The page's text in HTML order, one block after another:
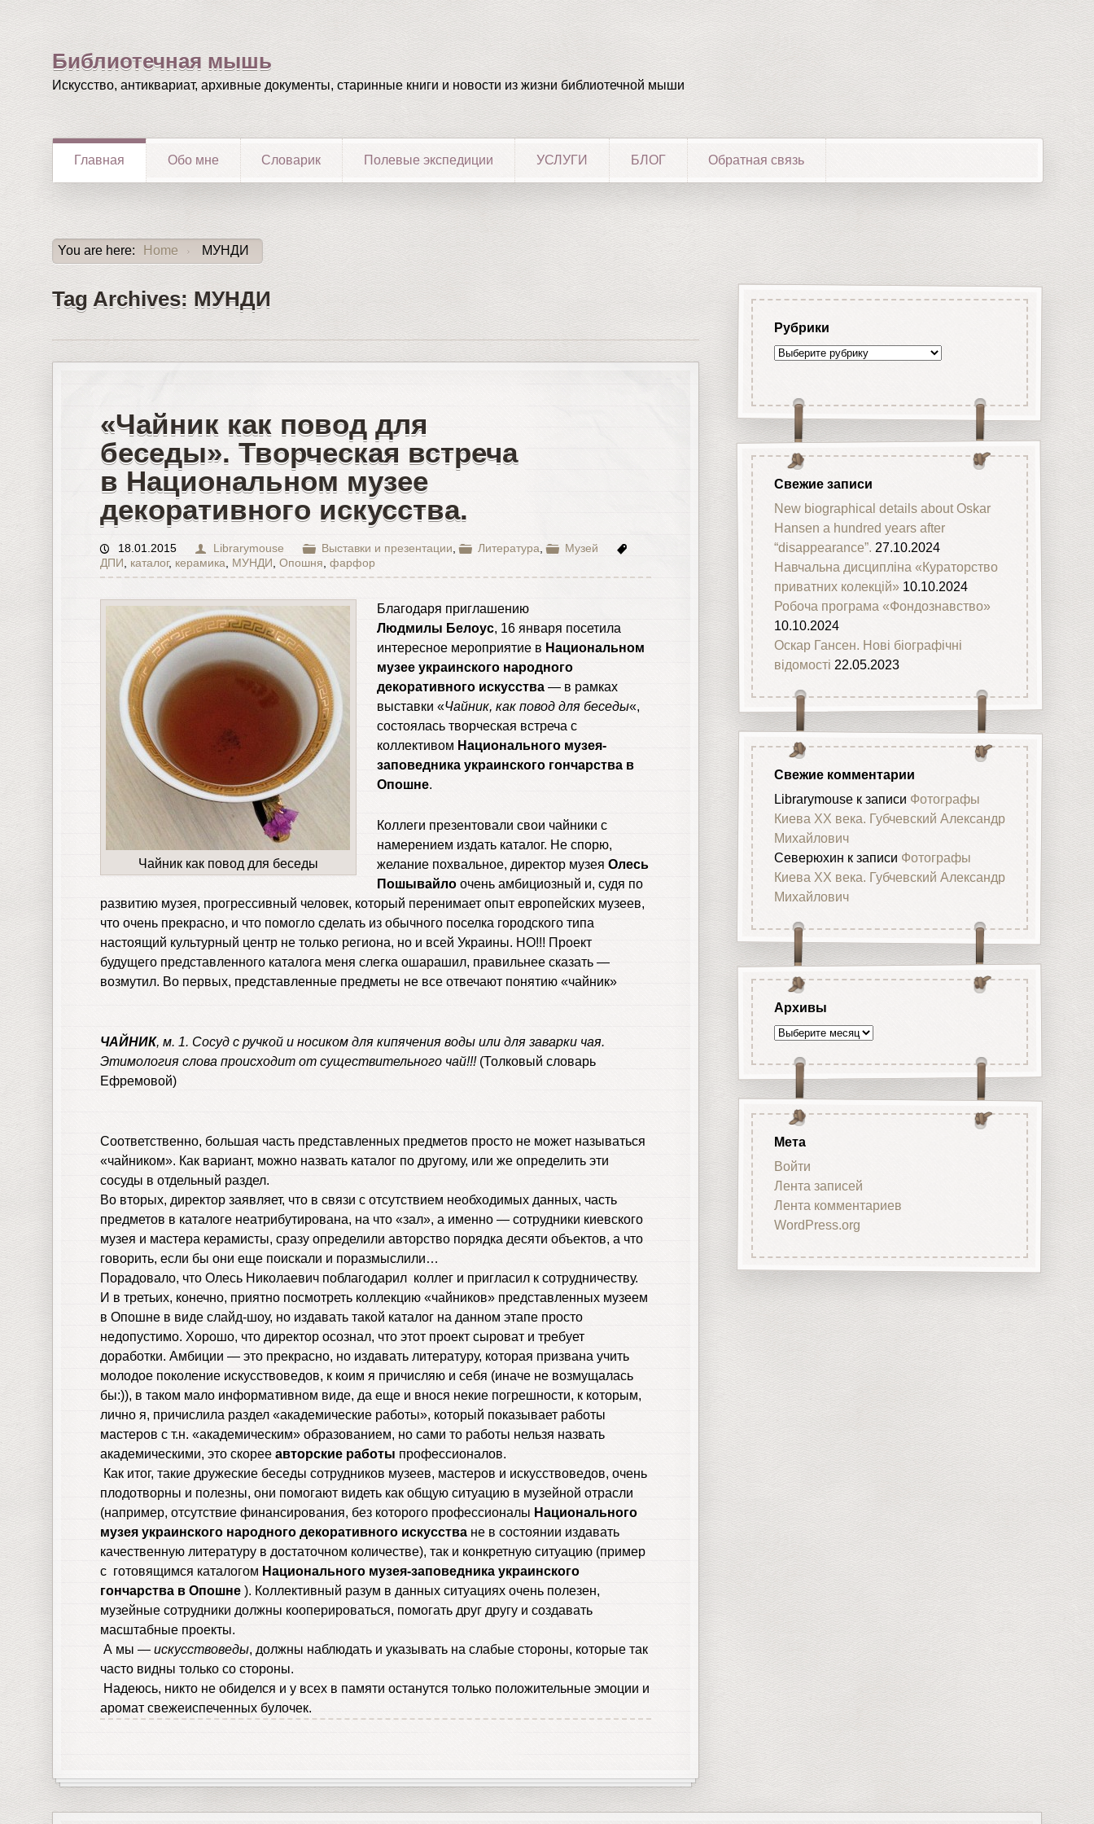
Библиотечная мышь
Искусство, антиквариат, архивные документы, старинные книги и новости из жизни библиотечной мыши
Главная Обо мне Словарик Полевые экспедиции УСЛУГИ БЛОГ Обратная связь
You are here: Home › МУНДИ
Tag Archives: МУНДИ
«Чайник как повод для
беседы». Творческая встреча
в Национальном музее
декоративного искусства.
18.01.2015 Librarymouse Выставки и презентации , Литература ,
Музей
ДПИ
каталог, керамика МУНДИ ,Опошня ,фарфор
Чайник как повод для беседы
Благодаря приглашению
Людмилы Белоус, 16 января посетила
интересное мероприятие в Национальном
музее украинского народного
декоративного искусства — в рамках
выставки «Чайник, как повод для беседы«,
состоялась творческая встреча с
коллективом Национального музея-
заповедника украинского гончарства в
Опошне.
Коллеги презентовали свои чайники с
намерением издать каталог. Не спорю,
желание похвальное, директор музеяОлесь
Пошывайло очень амбициозный и, судя по
развитию музея, прогрессивный человек, который перенимает опыт европейских музеев,
что очень прекрасно, и что помогло сделать из обычного поселка городского типа
настоящий культурный центр не только региона, но и всей Украины. НО!!! Проект
будущего представленного каталога меня слегка ошарашил, правильнее сказать —
возмутил. Во первых, представленные предметы не все отвечают понятию «чайник»
ЧАЙНИК, м. 1. Сосуд с ручкой и носиком для кипячения воды или для заварки чая.
Этимология слова происходит от существительного чай!!! (Толковый словарь
Ефремовой)
Соответственно, большая часть представленных предметов просто не может называться
«чайником». Как вариант, можно назвать каталог по другому, или же определить эти
сосуды в отдельный раздел.
Во вторых, директор заявляет, что в связи с отсутствием необходимых данных, часть
предметов в каталоге неатрибутирована, на что «зал», а именно — сотрудники киевского
музея и мастера керамисты, сразу определили авторство порядка десяти объектов, а что
говорить, если бы они еще поискали и поразмыслили…
Порадовало, что Олесь Николаевич поблагодарил коллег и пригласил к сотрудничеству.
И в третьих, конечно, приятно посмотреть коллекцию «чайников» представленных музеем
в Опошне в виде слайд-шоу, но издавать такой каталог на данном этапе просто
недопустимо. Хорошо, что директор осознал, что этот проект сыроват и требует
доработки. Амбиции — это прекрасно, но издавать литературу, которая призвана учить
молодое поколение искусствоведов, к коим я причисляю и себя (иначе не возмущалась
бы:)), в таком мало информативном виде, да еще и внося некие погрешности, к которым,
лично я, причислила раздел «академические работы», который показывает работы
мастеров с т.н. «академическим» образованием, но сами то работы нельзя назвать
академическими, это скорееавторские работы профессионалов.
Как итог, такие дружеские беседы сотрудников музеев, мастеров и искусствоведов, очень
плодотворны и полезны, они помогают видеть как общую ситуацию в музейной отрасли
(например, отсутствие финансирования, без которого профессионалы Национального
музея украинского народного декоративного искусства не в состоянии издавать
качественную литературу в достаточном количестве), так и конкретную ситуацию (пример
с готовящимся каталогом Национального музея-заповедника украинского
гончарства в Опошне). Коллективный разум в данных ситуациях очень полезен,
музейные сотрудники должны кооперироваться, помогать друг другу и создавать
масштабные проекты.
А мы —искусствоведы, должны наблюдать и указывать на слабые стороны, которые так
часто видны только со стороны.
Надеюсь, никто не обиделся и у всех в памяти останутся только положительные эмоции и
аромат свежеиспеченных булочек.
Рубрики
Рубрики
Свежие записи
New biographical details about Oskar
Hansen a hundred years after
“disappearance”. 27.10.2024
Навчальна дисципліна «Кураторство
приватних колекцій» 10.10.2024
Робоча програма «Фондознавство»
10.10.2024
Оскар Гансен. Нові біографічні
відомості 22.05.2023
Свежие комментарии
Librarymouseк записи Фотографы
Киева XX века. Губчевский Александр
Михайлович
Северюхин к записи Фотографы
Киева XX века. Губчевский Александр
Михайлович
Архивы
Архивы
Мета
Войти
Лента записей
Лента комментариев
WordPress.org